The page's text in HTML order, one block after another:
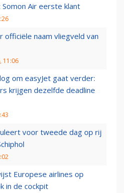
Somon Air eerste klant
officiële naam vliegveld van
11:06
om easyJet gaat verder:
krijgen dezelfde deadline
voor tweede dag op rij
Europese airlines op
in de cockpit